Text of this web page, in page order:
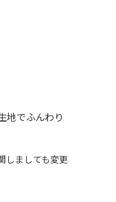
地でふんわり
しましても変更